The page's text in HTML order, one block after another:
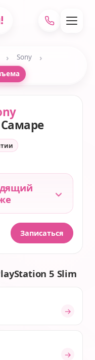
› Sony ›
Записаться
5 Slim
→
→